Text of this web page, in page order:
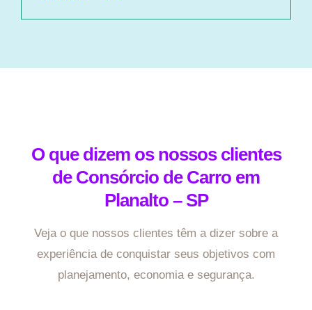
O que dizem os nossos clientes
de Consórcio de Carro em
Planalto – SP
Veja o que nossos clientes têm a dizer sobre a
experiência de conquistar seus objetivos com
planejamento, economia e segurança.